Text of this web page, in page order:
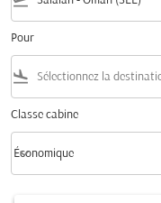
Pour
flight_land
Classe cabine
Classe cabine option
Économique
keyboard_arrow_down